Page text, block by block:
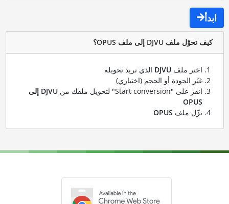
ابدأ
كيف تحوّل ملف DJVU إلى ملف OPUS؟
اختر ملف DJVUالذي تريد تحويله
غيّر الجودة أو الحجم (اختياري)
انقر على "Start conversion" لتحويل ملفك من
DJVU إلى
OPUS
نزّل ملف OPUS